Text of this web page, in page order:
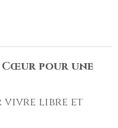
Cœur pour une
vivre libre et